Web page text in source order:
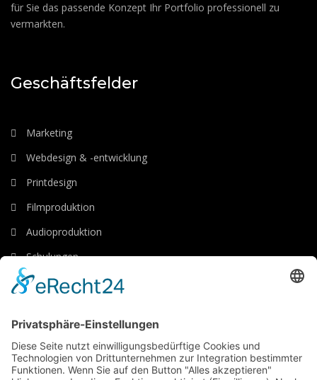
für Sie das passende Konzept Ihr Portfolio professionell zu
vermarkten.
Geschäftsfelder
Marketing
Webdesign & -entwicklung
Printdesign
Filmproduktion
Audioproduktion
Schulungen
Luftaufnahmen
Links